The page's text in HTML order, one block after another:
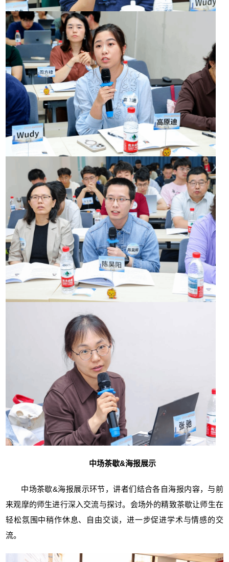
中场茶歇&海报展示
中场茶歇&海报展示环节，讲者们结合各自海报内容，与前
来观摩的师生进行深入交流与探讨。会场外的精致茶歇让师生在
轻松氛围中稍作休息、自由交谈，进一步促进学术与情感的交
流。